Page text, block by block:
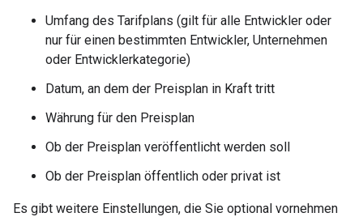
Umfang des Tarifplans (gilt für alle Entwickler oder
nur für einen bestimmten Entwickler, Unternehmen
oder Entwicklerkategorie)
Datum, an dem der Preisplan in Kraft tritt
Währung für den Preisplan
Ob der Preisplan veröffentlicht werden soll
Ob der Preisplan öffentlich oder privat ist
Es gibt weitere Einstellungen, die Sie optional vornehmen